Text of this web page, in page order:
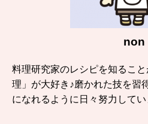
non
料理研究家のレシピを知るこ
理」が大好き♪磨かれた技を習
になれるように日々努力してい